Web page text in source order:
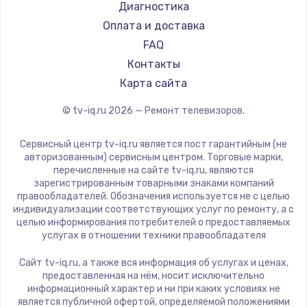
Замена видеокарты
1600 руб.
Заказать
Ремонт разъема питания
880 руб.
Заказать
Замена видеочипа
2745 руб.
Заказать
2600 руб.
Заказать
Hyundai
Doffler
Hiper
Grundig
HITACHI
Yandex
National
iFFALCON
Tuvio
Nord
BenQ
Диагностика
Оплата и доставка
FAQ
Контакты
Карта сайта
© tv-iq.ru 2026 — Ремонт телевизоров.
Сервисный центр tv-iq.ru является пост гарантийным (не
авторизованным) сервисным центром. Торговые марки,
перечисленные на сайте tv-iq.ru, являются
зарегистрированным товарными знаками компаний
правообладателей. Обозначения используется не с целью
индивидуализации соответствующих услуг по ремонту, а с
целью информирования потребителей о предоставляемых
услугах в отношении техники правообладателя
Сайт tv-iq.ru, а также вся информация об услугах и ценах,
предоставленная на нём, носит исключительно
информационный характер и ни при каких условиях не
является публичной офертой, определяемой положениями